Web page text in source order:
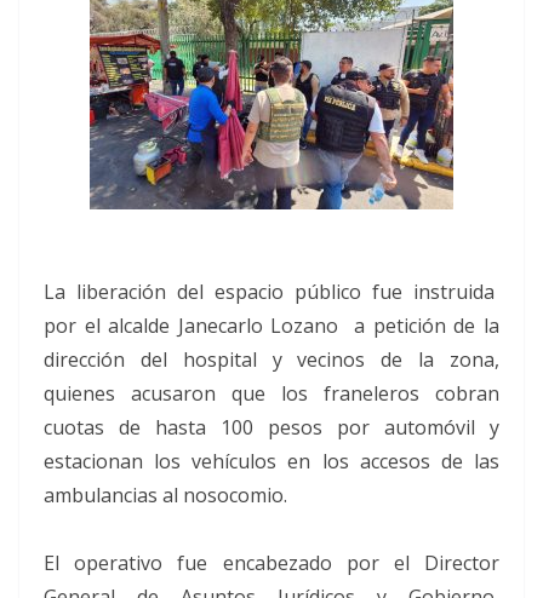
La liberación del espacio público fue instruida
por el alcalde Janecarlo Lozano a petición de la
dirección del hospital y vecinos de la zona,
quienes acusaron que los franeleros cobran
cuotas de hasta 100 pesos por automóvil y
estacionan los vehículos en los accesos de las
ambulancias al nosocomio.
El operativo fue encabezado por el Director